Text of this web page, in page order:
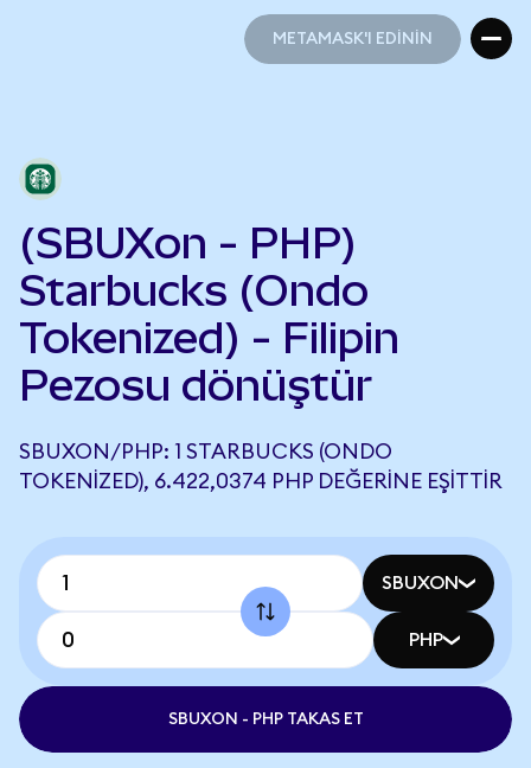
METAMASK'I EDİNİN
(SBUXon - PHP)
Starbucks (Ondo
Tokenized) - Filipin
Pezosu dönüştür
SBUXON/PHP: 1 STARBUCKS (ONDO
TOKENIZED), 6.422,0374 PHP DEĞERINE EŞITTIR
SBUXON
PHP
SBUXON - PHP TAKAS ET